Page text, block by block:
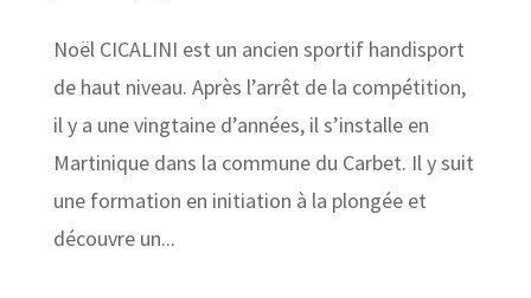
Noël CICALINI est un ancien sportif handisport
de haut niveau. Après l’arrêt de la compétition,
il y a une vingtaine d’années, il s’installe en
Martinique dans la commune du Carbet. Il y suit
une formation en initiation à la plongée et
découvre un...